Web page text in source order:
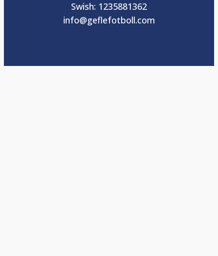
Swish: 1235881362
info@geflefotboll.com